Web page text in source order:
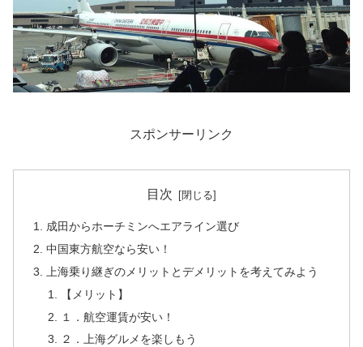
スポンサーリンク
目次
成田からホーチミンへエアライン選び
中国東方航空なら安い！
上海乗り継ぎのメリットとデメリットを考えてみよう
【メリット】
１．航空運賃が安い！
２．上海グルメを楽しもう